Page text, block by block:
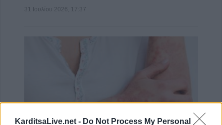
KarditsaLive.net - Do Not Process My Personal
31 Ιουλίου 2026, 17:37